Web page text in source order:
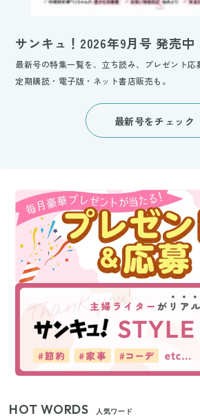
サンキュ！2026年9月号 発売中
最新号の特集一覧を、立ち読み、プレゼント応
定期購読・電子版・ネット書店販売も。
最新号をチェック
HOT WORDS 人気ワード